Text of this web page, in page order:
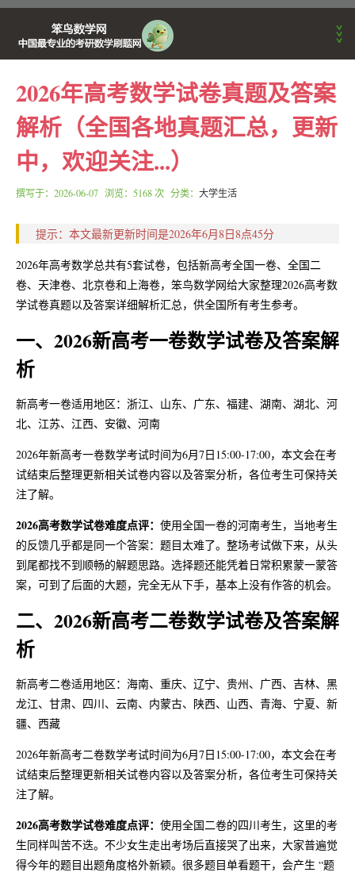
首页
考研动态
数学学习方法
关于站长
关于网站
2026年高考数学试卷真题及答案
解析（全国各地真题汇总，更新
中，欢迎关注...）
撰写于： 2026-06-07 浏览：5168 次 分类： 大学生活
提示：本文最新更新时间是2026年6月8日8点45分
2026年高考数学总共有5套试卷，包括新高考全国一卷、全国二
卷、天津卷、北京卷和上海卷，笨鸟数学网给大家整理2026高考数
学试卷真题以及答案详细解析汇总，供全国所有考生参考。
一、2026新高考一卷数学试卷及答案解
析
新高考一卷适用地区：浙江、山东、广东、福建、湖南、湖北、河
北、江苏、江西、安徽、河南
2026年新高考一卷数学考试时间为6月7日15:00-17:00，本文会在考
试结束后整理更新相关试卷内容以及答案分析，各位考生可保持关
注了解。
2026高考数学试卷难度点评： 使用全国一卷的河南考生，当地考生
的反馈几乎都是同一个答案：题目太难了。整场考试做下来，从头
到尾都找不到顺畅的解题思路。选择题还能凭着日常积累蒙一蒙答
案，可到了后面的大题，完全无从下手，基本上没有作答的机会。
二、2026新高考二卷数学试卷及答案解
析
新高考二卷适用地区：海南、重庆、辽宁、贵州、广西、吉林、黑
龙江、甘肃、四川、云南、内蒙古、陕西、山西、青海、宁夏、新
疆、西藏
2026年新高考二卷数学考试时间为6月7日15:00-17:00，本文会在考
试结束后整理更新相关试卷内容以及答案分析，各位考生可保持关
注了解。
2026高考数学试卷难度点评： 使用全国二卷的四川考生，这里的考
生同样叫苦不迭。不少女生走出考场后直接哭了出来，大家普遍觉
得今年的题目出题角度格外新颖。很多题目单看题干，会产生 “题